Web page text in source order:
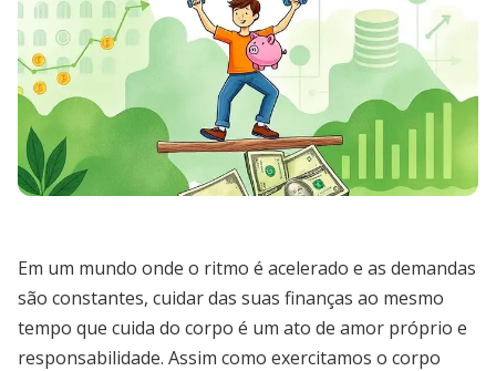
Em um mundo onde o ritmo é acelerado e as demandas
são constantes, cuidar das suas finanças ao mesmo
tempo que cuida do corpo é um ato de amor próprio e
responsabilidade. Assim como exercitamos o corpo